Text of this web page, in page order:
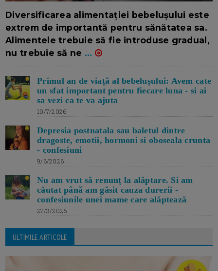
Diversificarea alimentației bebelușului este
extrem de importantă pentru sănătatea sa.
Alimentele trebuie să fie introduse gradual,
nu trebuie să ne ...
Primul an de viață al bebelușului: Avem cate
un sfat important pentru fiecare luna - si ai
sa vezi ca te va ajuta
10/7/2026
Depresia postnatala sau baletul dintre
dragoste, emotii, hormoni si oboseala crunta
- confesiuni
9/6/2026
Nu am vrut să renunț la alăptare. Si am
căutat până am găsit cauza durerii -
confesiunile unei mame care alăptează
27/3/2026
ULTIMILE ARTICOLE